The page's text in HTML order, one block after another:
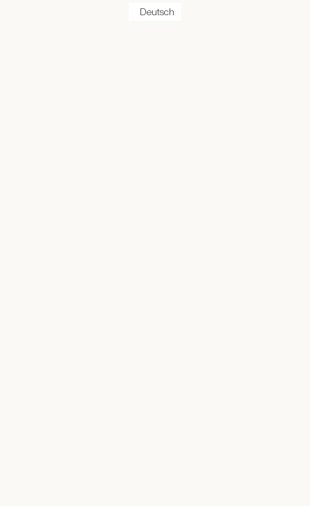
Deutsch